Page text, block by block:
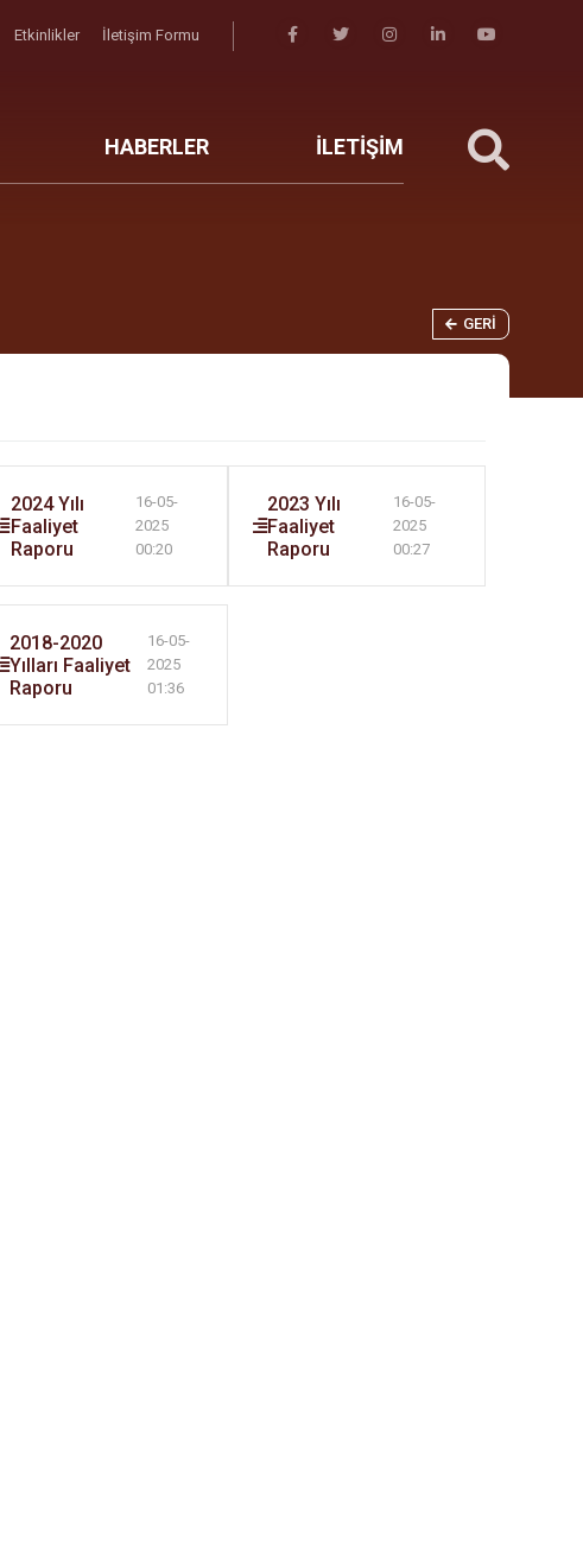
Etkinlikler İletişim Formu
HABERLER İLETİŞİM
GERI
2024 Yılı
Faaliyet
Raporu
16-05-
2025
00:20
2023 Yılı
Faaliyet
Raporu
16-05-
2025
00:27
2018-2020
Yılları Faaliyet
Raporu
16-05-
2025
01:36